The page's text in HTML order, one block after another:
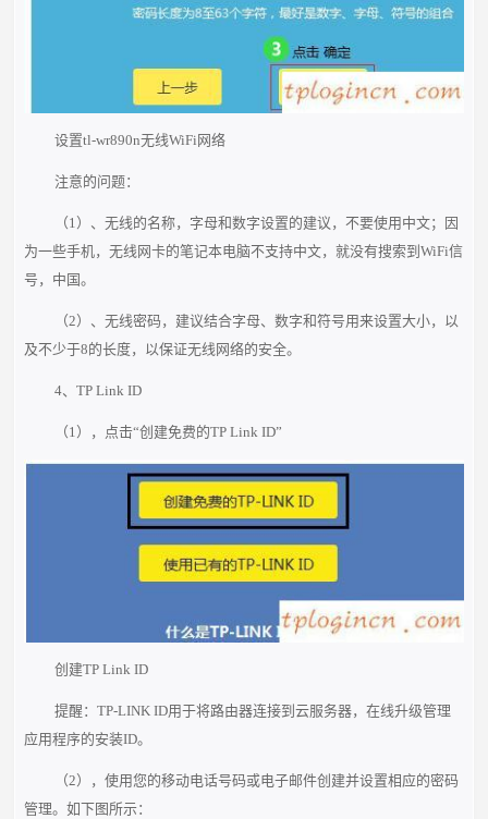
设置tl-wr890n无线WiFi网络
注意的问题：
（1）、无线的名称，字母和数字设置的建议，不要使用中文；因
为一些手机，无线网卡的笔记本电脑不支持中文，就没有搜索到WiFi信
号，中国。
（2）、无线密码，建议结合字母、数字和符号用来设置大小，以
及不少于8的长度，以保证无线网络的安全。
4、TP Link ID
（1），点击“创建免费的TP Link ID”
创建TP Link ID
提醒：TP-LINK ID用于将路由器连接到云服务器，在线升级管理
应用程序的安装ID。
（2），使用您的移动电话号码或电子邮件创建并设置相应的密码
管理。如下图所示：